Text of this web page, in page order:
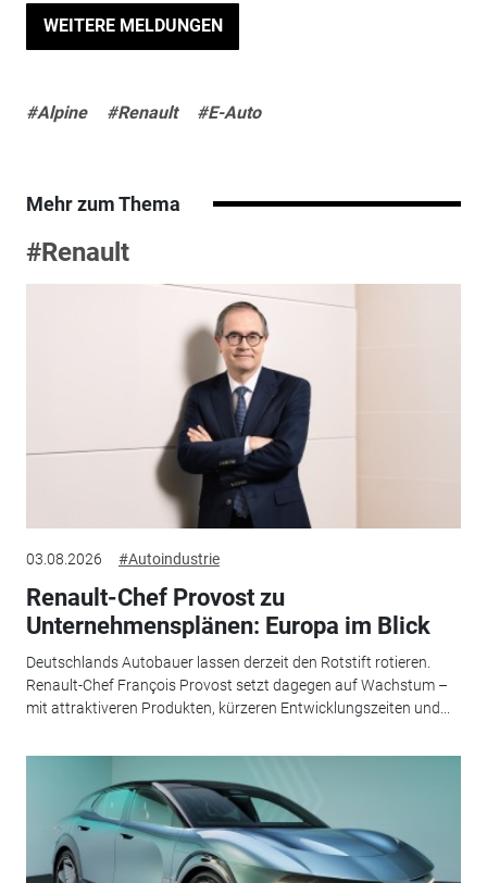
WEITERE MELDUNGEN
#Alpine #Renault #E-Auto
Mehr zum Thema
#Renault
03.08.2026 #Autoindustrie
Renault-Chef Provost zu
Unternehmensplänen: Europa im Blick
Deutschlands Autobauer lassen derzeit den Rotstift rotieren.
Renault-Chef François Provost setzt dagegen auf Wachstum –
mit attraktiveren Produkten, kürzeren Entwicklungszeiten und...